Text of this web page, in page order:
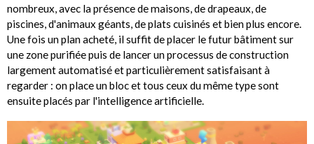
nombreux, avec la présence de maisons, de drapeaux, de
piscines, d'animaux géants, de plats cuisinés et bien plus encore.
Une fois un plan acheté, il suffit de placer le futur bâtiment sur
une zone purifiée puis de lancer un processus de construction
largement automatisé et particulièrement satisfaisant à
regarder : on place un bloc et tous ceux du même type sont
ensuite placés par l'intelligence artificielle.